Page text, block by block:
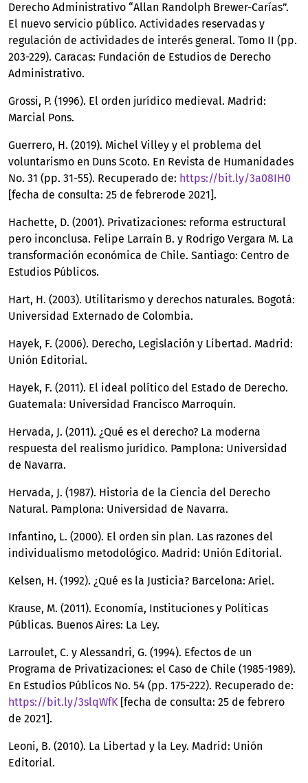
Derecho Administrativo “Allan Randolph Brewer-Carías”.
El nuevo servicio público. Actividades reservadas y
regulación de actividades de interés general. Tomo II (pp.
203-229). Caracas: Fundación de Estudios de Derecho
Administrativo.
Grossi, P. (1996). El orden jurídico medieval. Madrid:
Marcial Pons.
Guerrero, H. (2019). Michel Villey y el problema del
voluntarismo en Duns Scoto. En Revista de Humanidades
No. 31 (pp. 31-55). Recuperado de: https://bit.ly/3a08IH0
[fecha de consulta: 25 de febrerode 2021].
Hachette, D. (2001). Privatizaciones: reforma estructural
pero inconclusa. Felipe Larraín B. y Rodrigo Vergara M. La
transformación económica de Chile. Santiago: Centro de
Estudios Públicos.
Hart, H. (2003). Utilitarismo y derechos naturales. Bogotá:
Universidad Externado de Colombia.
Hayek, F. (2006). Derecho, Legislación y Libertad. Madrid:
Unión Editorial.
Hayek, F. (2011). El ideal político del Estado de Derecho.
Guatemala: Universidad Francisco Marroquín.
Hervada, J. (2011). ¿Qué es el derecho? La moderna
respuesta del realismo jurídico. Pamplona: Universidad
de Navarra.
Hervada, J. (1987). Historia de la Ciencia del Derecho
Natural. Pamplona: Universidad de Navarra.
Infantino, L. (2000). El orden sin plan. Las razones del
individualismo metodológico. Madrid: Unión Editorial.
Kelsen, H. (1992). ¿Qué es la Justicia? Barcelona: Ariel.
Krause, M. (2011). Economía, Instituciones y Políticas
Públicas. Buenos Aires: La Ley.
Larroulet, C. y Alessandri, G. (1994). Efectos de un
Programa de Privatizaciones: el Caso de Chile (1985-1989).
En Estudios Públicos No. 54 (pp. 175-222). Recuperado de:
https://bit.ly/3slqWfK[fecha de consulta: 25 de febrero
de 2021].
Leoni, B. (2010). La Libertad y la Ley. Madrid: Unión
Editorial.